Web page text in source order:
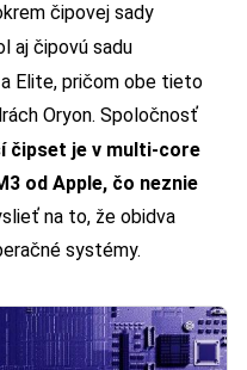
čipovej sady
aj čipovú sadu
Elite, pričom obe tieto
Oryon. Spoločnosť
čipset je v multi-core
od Apple, čo neznie
na to, že obidva
systémy.